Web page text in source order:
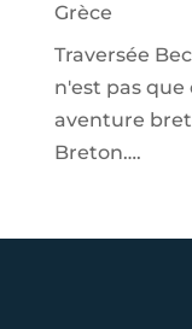
Grèce
Traversée
n'est pas que
aventure
Breton….